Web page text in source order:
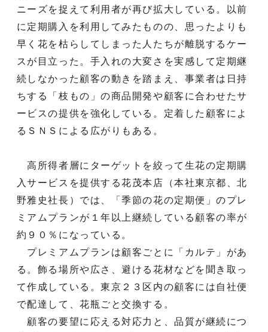
ニーズを捉えて利用者が再び拡大している。以前
に定期購入を利用してみたものの、思ったよりも
早く花を枯らしてしまった人たちが離脱するケー
スが目立った。手入れの大変さを実感して定期継
続しなかった顧客の動きを踏まえ、事業者は日持
ちする「枝もの」の商品開発や顧客に合わせたサ
ービスの提供を強化している。定着した顧客によ
るＳＮＳによる広がりもある。
高所得者層にターゲットを絞って生花の定期購
入サービスを提供する花茂本店（本社東京都、北
野雅史社長）では、「季節の花の定期便」のプレ
ミアムプランが１年以上継続している顧客の率が
約９０％になっている。
プレミアムプランは顧客ごとに「カルテ」があ
る。飾る場所や広さ、避ける花材などを聞き取っ
て作成している。東京２３区内の顧客には自社便
で配達して、花瓶ごと交換する。
顧客の要望に応える対応力と、品質が継続につ